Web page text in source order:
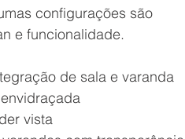
configurações são
e funcionalidade.
de sala e varanda
vista